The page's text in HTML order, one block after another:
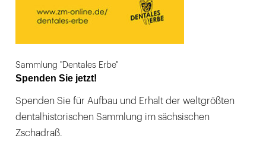
Sammlung "Dentales Erbe"
Spenden Sie jetzt!
Spenden Sie für Aufbau und Erhalt der weltgrößten
dentalhistorischen Sammlung im sächsischen
Zschadraß.